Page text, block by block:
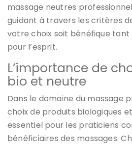
massage neutres
guidant à travers les critères
votre choix soit bénéfique tant
pour l’esprit.
L’importance de
bio et neutre
Dans le domaine du massage
choix de produits biologiques
essentiel pour les praticiens
bénéficiaires des massages.